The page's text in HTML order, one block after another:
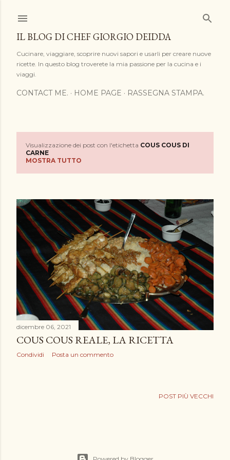
IL BLOG DI CHEF GIORGIO DEIDDA
Cucinare, viaggiare, scoprire nuovi sapori e usarli per creare nuove
ricette. In questo blog troverete la mia passione per la cucina e i
viaggi.
CONTACT ME. HOME PAGE RASSEGNA STAMPA.
o
s
t
Visualizzazione dei post con l'etichetta COUS COUS DI
CARNE
MOSTRA TUTTO
dicembre 06, 2021
COUS COUS REALE, LA RICETTA
Condividi Posta un commento
POST PIÙ VECCHI